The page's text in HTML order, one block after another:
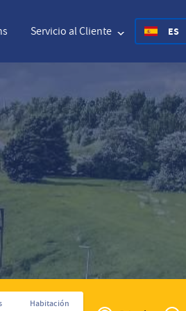
Servicio al Cliente ES
Deutsch
Deutsch
Finnish
Czech
United States Dollar £ British
States Dollar £ British
India
Krone
Krona
Habitación